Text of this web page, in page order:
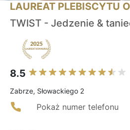
LAUREAT PLEBISCYTU
TWIST - Jedzenie &
8.5
Zabrze, Słowackiego 2
Pokaż numer telefonu